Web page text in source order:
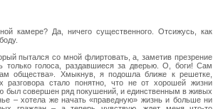
камере? Да, ничего существенного. Отсижусь, как
пытался со мной флиртовать, а, заметив презрение
только голоса, раздавшиеся за дверью. О, боги! Сам
общества». Хмыкнув, я подошла ближе к решетке,
разговора стало понятно, что не от хорошей жизни
совершен ряд покушений, и единственным в живых
– хотела же начать «праведную» жизнь и больше ни